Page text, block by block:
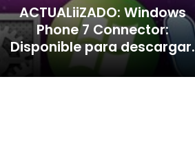
ACTUALiiZADO: Windows
Phone 7 Connector:
Disponible para descargar.